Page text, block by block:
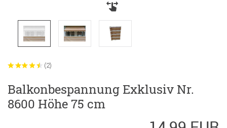
(2)
Balkonbespannung Exklusiv Nr.
8600 Höhe 75 cm